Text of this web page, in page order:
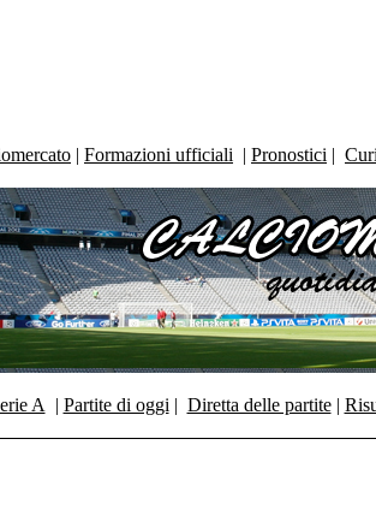
| Formazioni ufficiali | Pronostici |
A | Partite di oggi | Diretta delle partite|